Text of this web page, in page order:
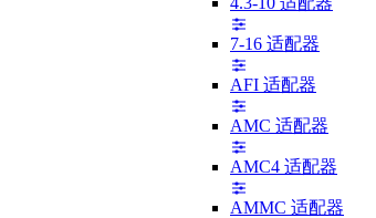
7-16 适配器
AFI 适配器
AMC 适配器
AMC4 适配器
AMMC 适配器